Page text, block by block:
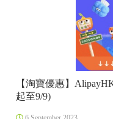
【淘寶優惠】
起至9/9)